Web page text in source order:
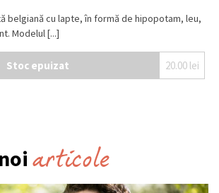
belgiană cu lapte, în formă de hipopotam, leu,
Modelul [...]
Stoc epuizat 20.00 lei
articole